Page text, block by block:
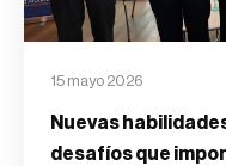
15 mayo 2026
Nuevas
desafíos que